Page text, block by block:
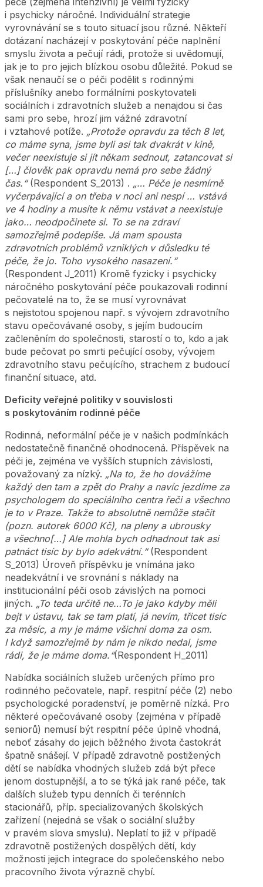
i psychicky náročné. Individuální strategie
vyrovnávání se s touto situací jsou různé. Někteří
dotázaní nacházejí v poskytování péče naplnění
smyslu života a pečují rádi, protože si uvědomují,
jak je to pro jejich blízkou osobu důležité. Pokud se
však nenaučí se o péči podělit s rodinnými
příslušníky anebo formálními poskytovateli
sociálních i zdravotních služeb a nenajdou si čas
sami pro sebe, hrozí jim vážné zdravotní
i vztahové potíže. „Protože opravdu za těch 8 let,
co máme syna, jsme byli asi tak dvakrát v kině,
večer neexistuje si jít někam sednout, zatancovat si
[…] člověk pak opravdu nemá pro sebe žádný
čas.“(Respondent S_2013) . „… Péče je nesmírně
vyčerpávající a on třeba v noci ani nespí … vstává
ve 4 hodiny a musíte k němu vstávat a neexistuje
jako… neodpočinete si. To se na zdraví
samozřejmě podepíše. Já mam spousta
zdravotních problémů vzniklých v důsledku té
péče, že jo. Toho vysokého nasazení.“
(Respondent J_2011) Kromě fyzicky i psychicky
náročného poskytování péče poukazovali rodinní
pečovatelé na to, že se musí vyrovnávat
s nejistotou spojenou např. s vývojem zdravotního
stavu opečovávané osoby, s jejím budoucím
začleněním do společnosti, starostí o to, kdo a jak
bude pečovat po smrti pečující osoby, vývojem
zdravotního stavu pečujícího, strachem z budoucí
finanční situace, atd.
Deficity veřejné politiky v souvislosti
s poskytováním rodinné péče
Rodinná, neformální péče je v našich podmínkách
nedostatečně finančně ohodnocená. Příspěvek na
péči je, zejména ve vyšších stupních závislosti,
považovaný za nízký. „Na to, že ho dovážíme
každý den tam a zpět do Prahy a navíc jezdíme za
psychologem do speciálního centra řeči a všechno
je to v Praze. Takže to absolutně nemůže stačit
(pozn. autorek 6000 Kč), na pleny a ubrousky
a všechno[…] Ale mohla bych odhadnout tak asi
patnáct tisíc by bylo adekvátní.“ (Respondent
S_2013) Úroveň příspěvku je vnímána jako
neadekvátní i ve srovnání s náklady na
institucionální péči osob závislých na pomoci
jiných. „To teda určitě ne…To je jako kdyby měli
bejt v ústavu, tak se tam platí, já nevím, třicet tisíc
za měsíc, a my je máme všichni doma za osm.
I když samozřejmě by nám je nikdo nedal, jsme
rádi, že je máme doma.“(Respondent H_2011)
Nabídka sociálních služeb určených přímo pro
rodinného pečovatele, např. respitní péče (2) nebo
psychologické poradenství, je poměrně nízká. Pro
některé opečovávané osoby (zejména v případě
seniorů) nemusí být respitní péče úplně vhodná,
neboť zásahy do jejich běžného života častokrát
špatně snášejí. V případě zdravotně postižených
dětí se nabídka vhodných služeb zdá být přece
jenom dostupnější, a to se týká jak rané péče, tak
dalších služeb typu denních či terénních
stacionářů, příp. specializovaných školských
zařízení (nejedná se však o sociální služby
v pravém slova smyslu). Neplatí to již v případě
zdravotně postižených dospělých dětí, kdy
možnosti jejich integrace do společenského nebo
pracovního života výrazně chybí.